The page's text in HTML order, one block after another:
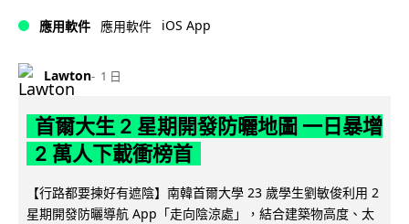
應用軟件 應用軟件 iOS App
Lawton 1 日
首爾大生 2 星期開發防曬地圖 一日暴增
2 萬人下載衝榜首
【行路都要揀好有遮陰】南韓首爾大學 23 歲學生劉敏俊利用 2
星期開發防曬導航 App「走向陰涼處」，結合建築物高度、太